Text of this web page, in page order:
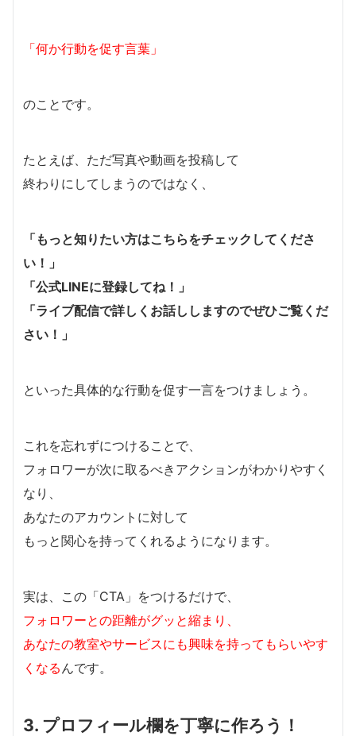
「何か行動を促す言葉」
のことです。
たとえば、ただ写真や動画を投稿して
終わりにしてしまうのではなく、
「もっと知りたい方はこちらをチェックしてくださ
い！」
「公式LINEに登録してね！」
「ライブ配信で詳しくお話ししますのでぜひご覧くだ
さい！」
といった具体的な行動を促す一言をつけましょう。
これを忘れずにつけることで、
フォロワーが次に取るべきアクションがわかりやすく
なり、
あなたのアカウントに対して
もっと関心を持ってくれるようになります。
実は、この「CTA」をつけるだけで、
フォロワーとの距離がグッと縮まり、
あなたの教室やサービスにも興味を持ってもらいやす
くなる んです。
3. プロフィール欄を丁寧に作ろう！